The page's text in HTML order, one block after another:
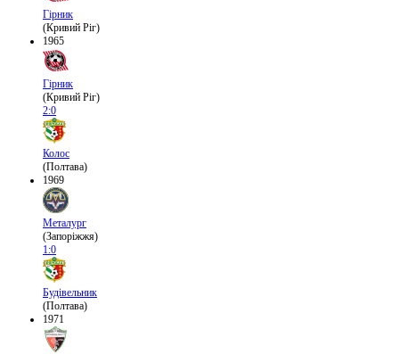
Гірник
(Кривий Ріг)
1965
Гірник
(Кривий Ріг)
2:0
Колос
(Полтава)
1969
Металург
(Запоріжжя)
1:0
Будівельник
(Полтава)
1971